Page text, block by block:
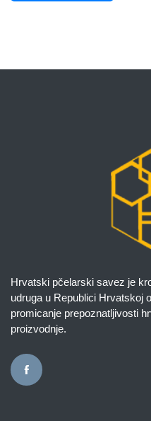
Hrvatski pčelarski savez je
udruga u Republici Hrvatskoj
promicanje prepoznatljivosti
proizvodnje.